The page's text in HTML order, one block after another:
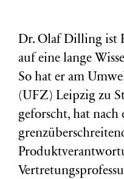
Dr. Olaf Dilling ist
auf eine lange
So hat er am
(UFZ) Leipzig zu
geforscht, hat